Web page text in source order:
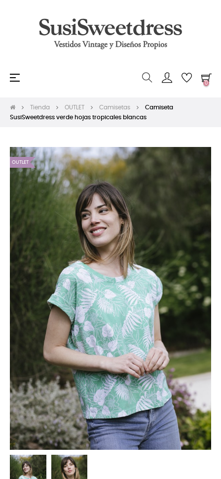
Navegación
☰
0
Tienda OUTLET Camisetas
Camiseta
SusiSweetdress verde hojas tropicales blancas
OUTLET